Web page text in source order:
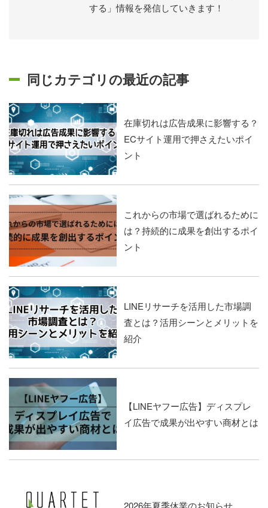
する」情報を発信していきます！
同じカテゴリの最近の記事
在庫切れは広告成果に影響する？
ECサイト運用で押さえたいポイ
ント
これからの市場で選ばれるために
は？持続的に成果を創出するポイ
ント
LINEリサーチを活用した市場調
査とは？活用シーンとメリットを
紹介
【LINEヤフー広告】ディスプレ
イ広告で成果が出やすい商材とは